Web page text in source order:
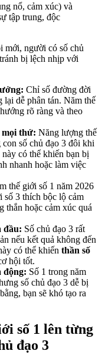
nổ, cảm xúc) và
tập trung, độc
mới, người có số chủ
bị lệch nhịp với
Chỉ số đường đời
dễ phân tán. Năm thế
rõ ràng và theo
mọi thứ: Năng lượng thế
số chủ đạo 3 đôi khi
có thể khiến bạn bị
nhanh hoặc làm việc
thế giới số 1 năm 2026
số 3 thích bộc lộ cảm
thắn hoặc cảm xúc quá
đầu: Số chủ đạo 3 rất
nếu kết quả không đến
có thể khiến thần số
hội tốt.
động: Số 1 trong năm
số chủ đạo 3 dễ bị
bạn sẽ khó tạo ra
số 1 lên từng
đạo 3